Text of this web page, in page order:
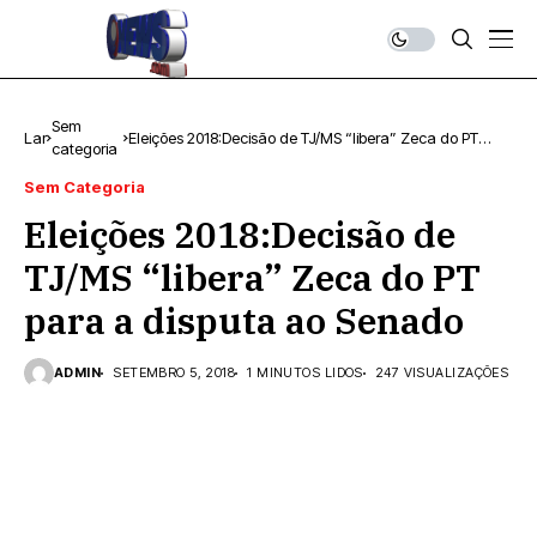
Lar
Sem
categoria
Eleições 2018:Decisão de TJ/MS “libera” Zeca do PT
Sem Categoria
Eleições 2018:Decisão de
TJ/MS “libera” Zeca do PT
para a disputa ao Senado
ADMIN SETEMBRO 5, 2018 1 MINUTOS LIDOS 247 VISUALIZAÇÕES